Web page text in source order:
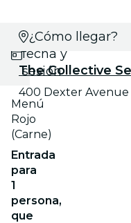
Selecciona
fecha y
sesión
Menú
Rojo
(Carne)
Entrada
para
1
persona,
que
¿Cómo llegar?
The Collective
400 Dexter Avenue